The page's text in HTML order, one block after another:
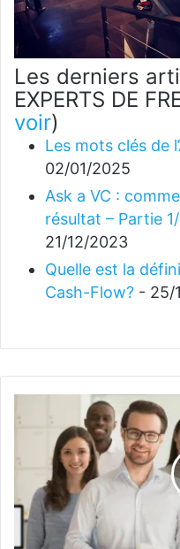
Les derniers
EXPERTS DE
voir)
Les mots clés de
02/01/2025
Ask a VC :
résultat – Partie
21/12/2023
Quelle est la
Cash-Flow? - 25/